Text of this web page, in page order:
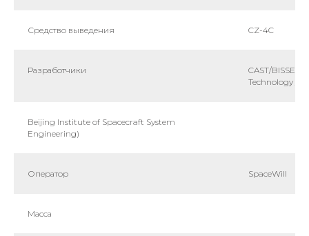
Средство выведения CZ-4C
Разработчики
CAST/BISSE
Technology /
Beijing Institute of Spacecraft System
Engineering)
Оператор SpaceWill
Масса